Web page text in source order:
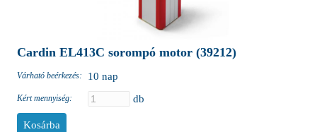
Cardin EL413C sorompó motor (39212)
Várható beérkezés: 10 nap
Kért mennyiség: db